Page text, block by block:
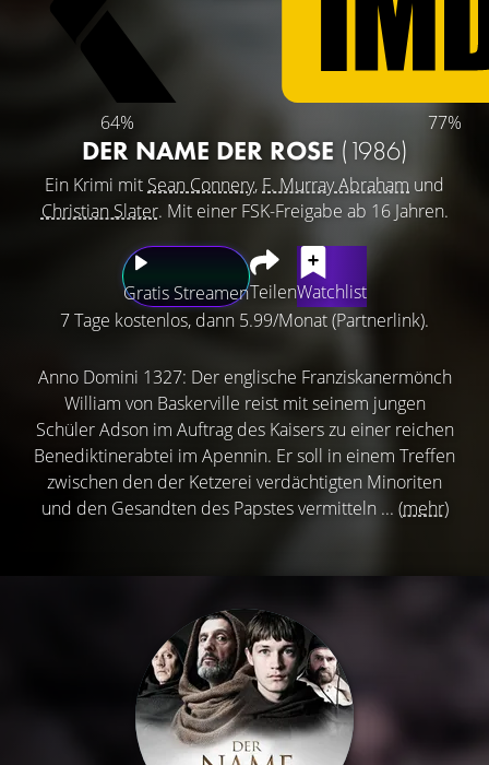
64% 77%
DER NAME DER ROSE (1986)
Ein Krimi mit Sean Connery, F. Murray Abraham und
Christian Slater. Mit einer FSK-Freigabe ab 16 Jahren.
Gratis StreamenTeilenWatchlist
7 Tage kostenlos, dann 5.99/Monat (Partnerlink).
Anno Domini 1327: Der englische Franziskanermönch
William von Baskerville reist mit seinem jungen
Schüler Adson im Auftrag des Kaisers zu einer reichen
Benediktinerabtei im Apennin. Er soll in einem Treffen
zwischen den der Ketzerei verdächtigten Minoriten
und den Gesandten des Papstes vermitteln ... (mehr)